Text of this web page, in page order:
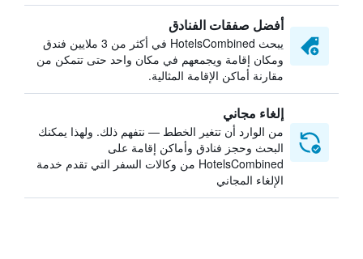
أفضل صفقات الفنادق
يبحث HotelsCombined في أكثر من 3 ملايين فندق
ومكان إقامة ويجمعهم في مكان واحد حتى تتمكن من
مقارنة أماكن الإقامة المثالية.
إلغاء مجاني
من الوارد أن تتغير الخطط — نتفهم ذلك. ولهذا يمكنك
البحث وحجز فنادق وأماكن إقامة على
HotelsCombined من وكالات السفر التي تقدم خدمة
الإلغاء المجاني